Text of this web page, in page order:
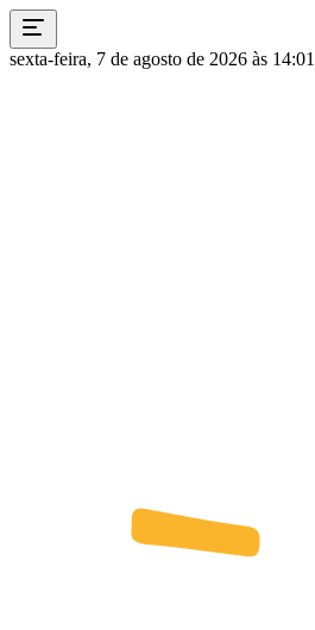
sexta-feira, 7 de agosto de 2026 às 14:01